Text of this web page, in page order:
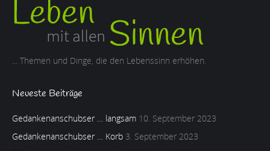
... Themen und Dinge, die den Lebenssinn erhöhen.
Neueste Beiträge
Gedankenanschubser … langsam 10. September 2023
Gedankenanschubser … Korb 3. September 2023